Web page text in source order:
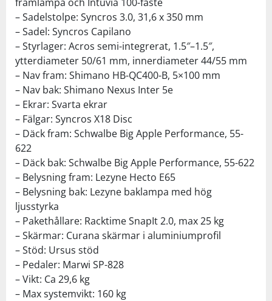
– Sadelstolpe: Syncros 3.0, 31,6 x 350 mm
– Sadel: Syncros Capilano
– Styrlager: Acros semi-integrerat, 1.5″–1.5″,
ytterdiameter 50/61 mm, innerdiameter 44/55 mm
– Nav fram: Shimano HB-QC400-B, 5×100 mm
– Nav bak: Shimano Nexus Inter 5e
– Ekrar: Svarta ekrar
– Fälgar: Syncros X18 Disc
– Däck fram: Schwalbe Big Apple Performance, 55-
622
– Däck bak: Schwalbe Big Apple Performance, 55-622
– Belysning fram: Lezyne Hecto E65
– Belysning bak: Lezyne baklampa med hög
ljusstyrka
– Pakethållare: Racktime SnapIt 2.0, max 25 kg
– Skärmar: Curana skärmar i aluminiumprofil
– Stöd: Ursus stöd
– Pedaler: Marwi SP-828
– Vikt: Ca 29,6 kg
– Max systemvikt: 160 kg